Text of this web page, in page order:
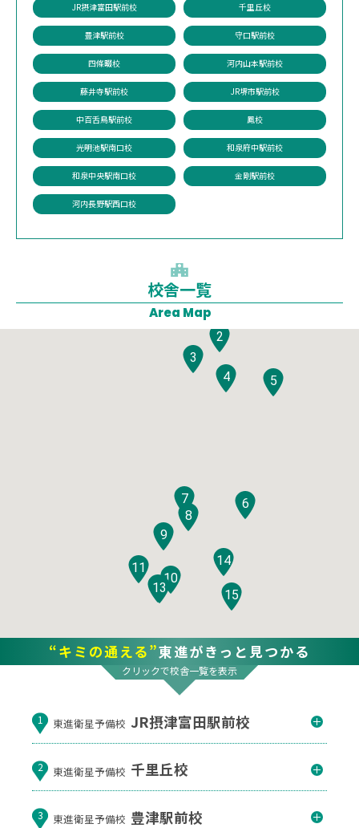
JR摂津富田駅前校 千里丘校
豊津駅前校 守口駅前校
四條畷校 河内山本駅前校
藤井寺駅前校 JR堺市駅前校
中百舌鳥駅前校 鳳校
光明池駅南口校 和泉府中駅前校
和泉中央駅南口校 金剛駅前校
河内長野駅西口校
校舎一覧
Area Map
1
2
3
4
5
6
7
8
9
10
11
12
13
14
15
“キミの通える”東進がきっと見つかる
クリックで校舎一覧を表示
1 東進衛星予備校 JR摂津富田駅前校
2 東進衛星予備校 千里丘校
3 東進衛星予備校 豊津駅前校